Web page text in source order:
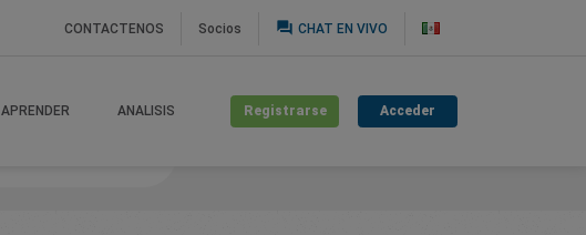
CONTACTENOS Socios question_answer CHAT EN VIVO
APRENDER ANALISIS Registrarse Acceder